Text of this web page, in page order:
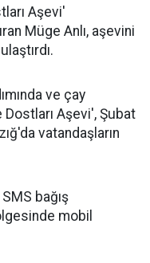
Aşevi'
Müge Anlı, aşevini
ve çay
Dostları Aşevi', Şubat
vatandaşların
bağış
mobil